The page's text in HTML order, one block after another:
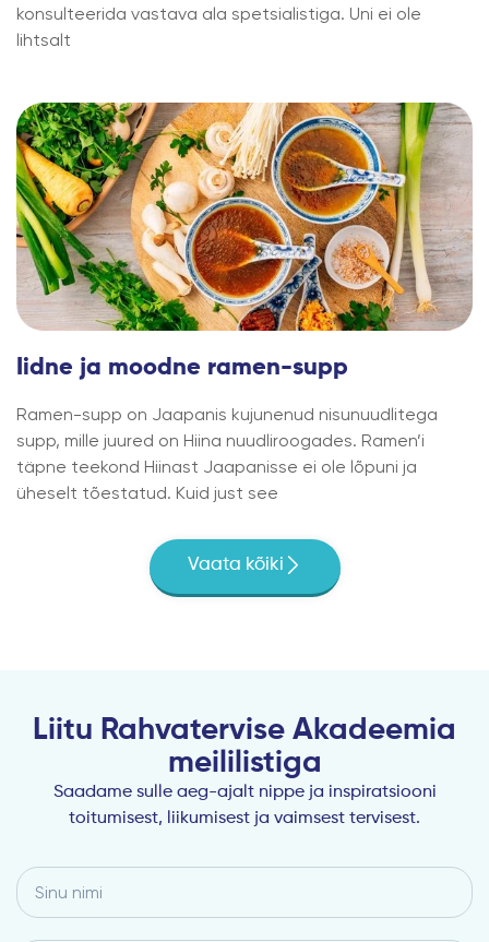
konsulteerida vastava ala spetsialistiga. Uni ei ole
lihtsalt
Iidne ja moodne ramen-supp
Ramen-supp on Jaapanis kujunenud nisunuudlitega
supp, mille juured on Hiina nuudliroogades. Ramen’i
täpne teekond Hiinast Jaapanisse ei ole lõpuni ja
üheselt tõestatud. Kuid just see
Vaata kõiki
Liitu Rahvatervise Akadeemia
meililistiga
Saadame sulle aeg-ajalt nippe ja inspiratsiooni
toitumisest, liikumisest ja vaimsest tervisest.
Sinu
nimi